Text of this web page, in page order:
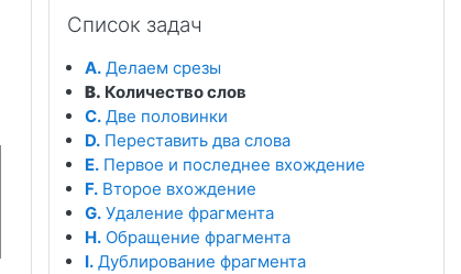
Список задач
A. Делаем срезы
B. Количество слов
C. Две половинки
D. Переставить два слова
E. Первое и последнее вхождение
F. Второе вхождение
G. Удаление фрагмента
H. Обращение фрагмента
I. Дублирование фрагмента